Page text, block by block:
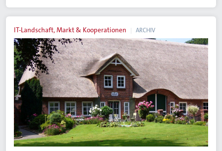
IT-Landschaft, Markt & Kooperationen ARCHIV